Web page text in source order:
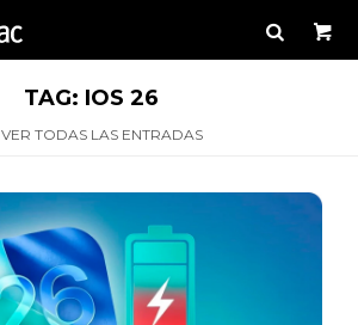
TAG: IOS 26
VER TODAS LAS ENTRADAS